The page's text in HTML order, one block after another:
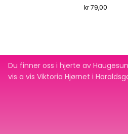
kr79,00
Du finner oss i hjerte av
vis a vis Viktoria Hjørnet i